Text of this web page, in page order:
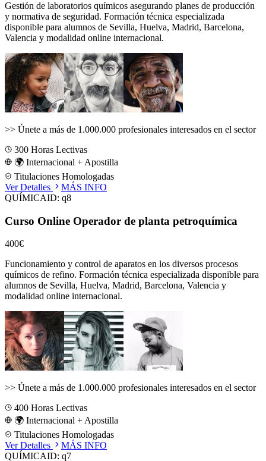
Gestión de laboratorios químicos asegurando planes de producción
y normativa de seguridad. Formación técnica especializada
disponible para alumnos de Sevilla, Huelva, Madrid, Barcelona,
Valencia y modalidad online internacional.
>> Únete a más de 1.000.000 profesionales interesados en el sector
300 Horas Lectivas
🌍 Internacional + Apostilla
Titulaciones Homologadas
Ver Detalles
MÁS INFO
QUÍMICAID: q8
Curso Online Operador de planta petroquímica
400€
Funcionamiento y control de aparatos en los diversos procesos
químicos de refino. Formación técnica especializada disponible para
alumnos de Sevilla, Huelva, Madrid, Barcelona, Valencia y
modalidad online internacional.
>> Únete a más de 1.000.000 profesionales interesados en el sector
400 Horas Lectivas
🌍 Internacional + Apostilla
Titulaciones Homologadas
Ver Detalles
MÁS INFO
QUÍMICAID: q7